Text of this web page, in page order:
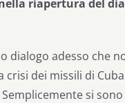
riapertura del
dialogo adesso che
crisi dei missili di
si